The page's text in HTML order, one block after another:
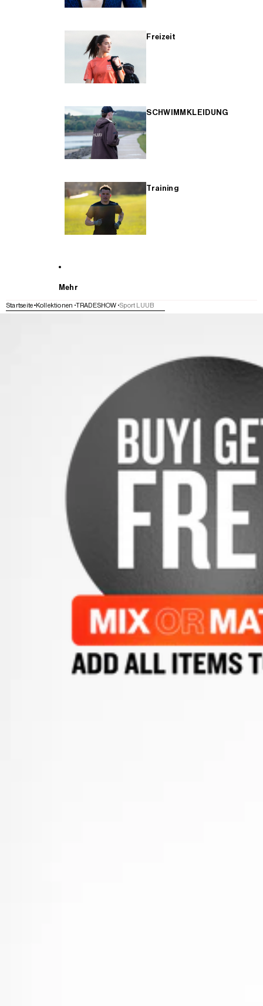
Freizeit
SCHWIMMKLEIDUNG
Training
Mehr
Startseite Kollektionen TRADESHOW Sport LUUB
WEITER ZU DEN PRODUKTINFORMATIONEN